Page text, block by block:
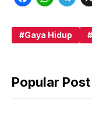
c
o
a
A
l
r
Gaya Hidup
Popular Post